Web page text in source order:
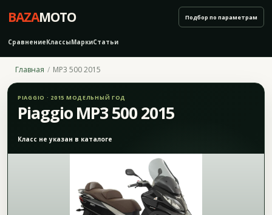
BAZAMOTO
СравнениеКлассыМаркиСтатьи
Подбор по параметрам
Главная MP3 500 2015
PIAGGIO · 2015 МОДЕЛЬНЫЙ ГОД
Piaggio MP3 500 2015
Класс не указан в каталоге